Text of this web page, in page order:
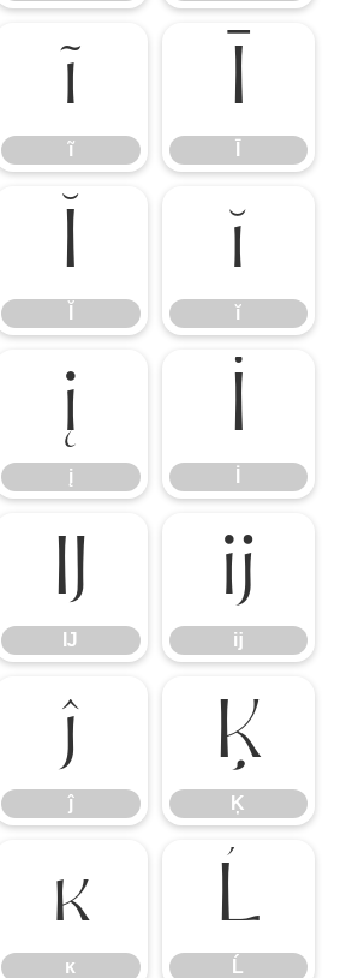
ĩ
ĩ
Ī
Ĭ ĭ
ĭ
į
į
İ
Ĳ
Ĳ
ĳ
ĳ
ĵ
ĵ
Ķ
Ķ
ĸ
ĸ
Ĺ
Ĺ